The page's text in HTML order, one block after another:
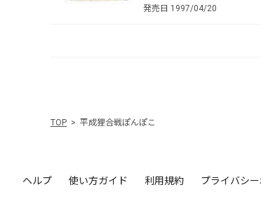
発売日 1997/04/20
TOP 平成狸合戦ぽんぽこ
ヘルプ 使い方ガイド 利用規約 プライバシ